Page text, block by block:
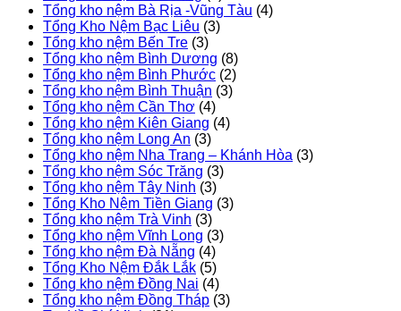
Tổng kho nệm Bà Rịa -Vũng Tàu (4)
Tổng Kho Nệm Bạc Liêu (3)
Tổng kho nệm Bến Tre (3)
Tổng kho nệm Bình Dương (8)
Tổng kho nệm Bình Phước (2)
Tổng kho nệm Bình Thuận (3)
Tổng kho nệm Cần Thơ (4)
Tổng kho nệm Kiên Giang (4)
Tổng kho nệm Long An (3)
Tổng kho nệm Nha Trang – Khánh Hòa (3)
Tổng kho nệm Sóc Trăng (3)
Tổng kho nệm Tây Ninh (3)
Tổng Kho Nệm Tiền Giang (3)
Tổng kho nệm Trà Vinh (3)
Tổng kho nệm Vĩnh Long (3)
Tổng kho nệm Đà Nẵng (4)
Tổng Kho Nệm Đắk Lắk (5)
Tổng kho nệm Đồng Nai (4)
Tổng kho nệm Đồng Tháp (3)